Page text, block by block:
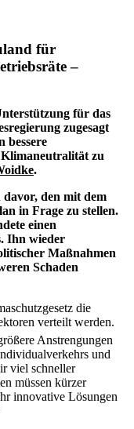
für
–
für das
zugesagt
bessere
Klimaneutralität zu
.
den mit dem
in Frage zu stellen.
einen
Ihn wieder
Maßnahmen
Schaden
die
verteilt werden.
Anstrengungen
und
viel schneller
müssen kürzer
innovative Lösungen